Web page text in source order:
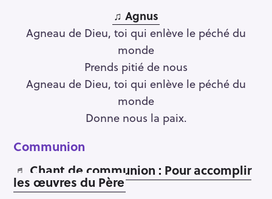
♫ Agnus
Agneau de Dieu, toi qui enlève le péché du
monde
Prends pitié de nous
Agneau de Dieu, toi qui enlève le péché du
monde
Donne nous la paix.
Communion
♬ Chant de communion : Pour accomplir
les œuvres du Père